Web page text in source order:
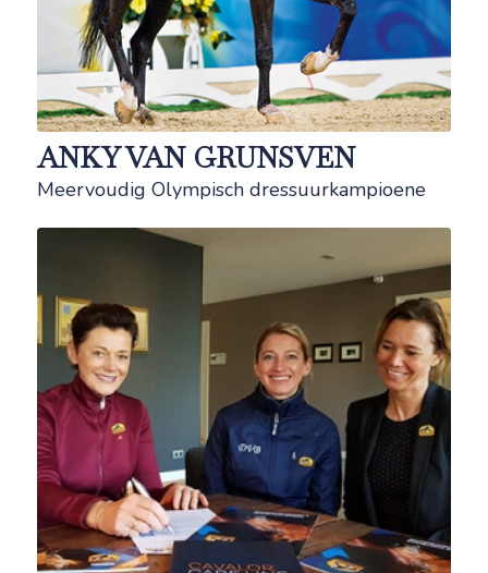
ANKY VAN GRUNSVEN
Meervoudig Olympisch dressuurkampioene